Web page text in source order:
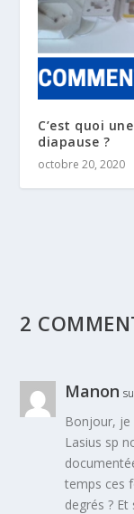
C’est quoi
diapause ?
octobre 20, 2020
2
Manon
Bonjour, je
Lasius sp
temps ces
degrés ?